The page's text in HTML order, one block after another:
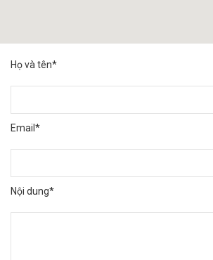
Họ và tên*
Email*
Nội dung*